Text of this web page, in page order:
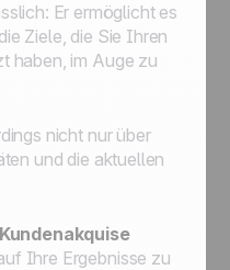
Er ermöglicht es
Ziele, die Sie Ihren
haben, im Auge zu
nicht nur über
und die aktuellen
Ihre Ergebnisse zu